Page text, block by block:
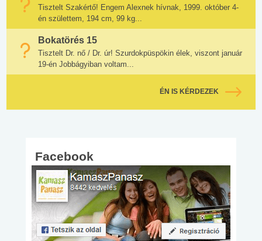
Tisztelt Szakértő! Engem Alexnek hívnak, 1999. október 4-
én születtem, 194 cm, 99 kg...
Bokatörés 15
Tisztelt Dr. nő / Dr. úr! Szurdokpüspökin élek, viszont január
19-én Jobbágyiban voltam...
ÉN IS KÉRDEZEK
Facebook